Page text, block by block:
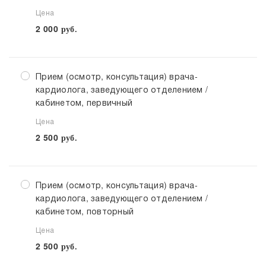
Цена
2 000 руб.
Прием (осмотр, консультация) врача-
кардиолога, заведующего отделением /
кабинетом, первичный
Цена
2 500 руб.
Прием (осмотр, консультация) врача-
кардиолога, заведующего отделением /
кабинетом, повторный
Цена
2 500 руб.